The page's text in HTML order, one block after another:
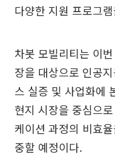
다양한 지원 프로그
차봇 모빌리티는 이
장을 대상으로 인공
스 실증 및 사업화에
현지 시장을 중심으
케이션 과정의 비효
중할 예정이다.